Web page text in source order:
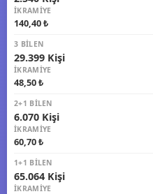
İKRAMIYE
140,40 ₺
3 BILEN
29.399 Kişi
İKRAMIYE
48,50 ₺
2+1 BILEN
6.070 Kişi
İKRAMIYE
60,70 ₺
1+1 BILEN
65.064 Kişi
İKRAMIYE